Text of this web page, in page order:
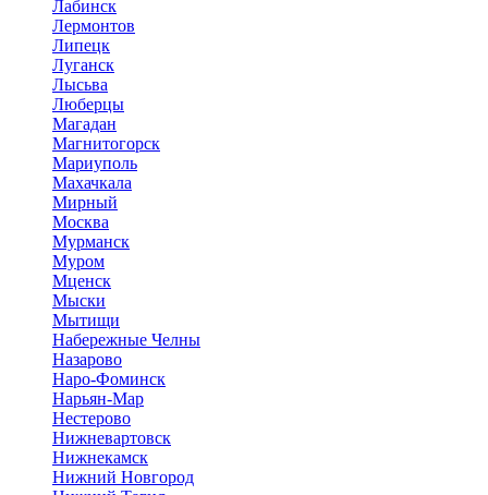
Лабинск
Лермонтов
Липецк
Луганск
Лысьва
Люберцы
Магадан
Магнитогорск
Мариуполь
Махачкала
Мирный
Москва
Мурманск
Муром
Мценск
Мыски
Мытищи
Набережные Челны
Назарово
Наро-Фоминск
Нарьян-Мар
Нестерово
Нижневартовск
Нижнекамск
Нижний Новгород